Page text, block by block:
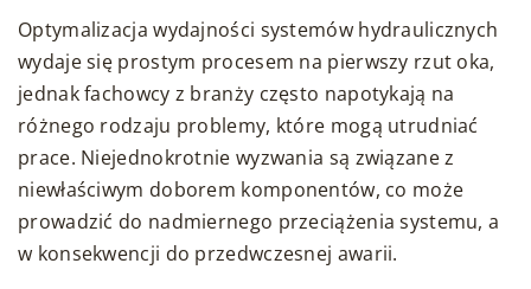
Optymalizacja wydajności systemów hydraulicznych
wydaje się prostym procesem na pierwszy rzut oka,
jednak fachowcy z branży często napotykają na
różnego rodzaju problemy, które mogą utrudniać
prace. Niejednokrotnie wyzwania są związane z
niewłaściwym doborem komponentów, co może
prowadzić do nadmiernego przeciążenia systemu, a
w konsekwencji do przedwczesnej awarii.